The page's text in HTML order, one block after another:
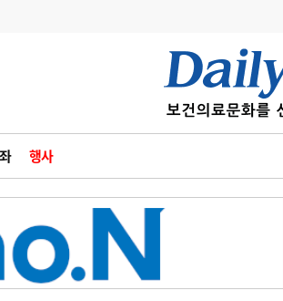
행사
색어
력 수급 추계
모집 결과
사고
수첩
피플
중소병원
의사 채용